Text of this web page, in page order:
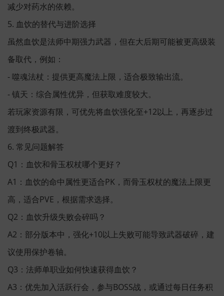
减少对药水的依赖。
5. 血饮的替代与进阶选择
虽然血饮是法师中期强力武器，但在大后期可能被更高级装
备取代，例如：
- 噬魂法杖：提供更高魔法上限，适合极致输出流。
- 镇天：综合属性优异，但获取难度较大。
若玩家资源有限，可优先将血饮强化至+12以上，再逐步过
渡到终极武器。
6. 常见问题解答
Q1：血饮和骨玉权杖哪个更好？
A1：血饮的命中属性更适合PK，而骨玉权杖的魔法上限更
高，适合PVE，根据需求选择。
Q2：血饮升级失败会碎吗？
A2：部分版本中，强化+10以上失败可能导致武器破碎，建
议使用保护卷轴。
Q3：法师单职业如何快速获得血饮？
A3：优先加入活跃行会，参与BOSS战，或通过每日任务积